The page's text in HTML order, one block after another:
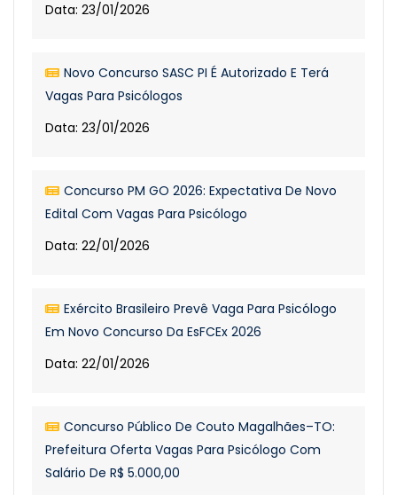
Data: 23/01/2026
Novo Concurso SASC PI É Autorizado E Terá
Vagas Para Psicólogos
Data: 23/01/2026
Concurso PM GO 2026: Expectativa De Novo
Edital Com Vagas Para Psicólogo
Data: 22/01/2026
Exército Brasileiro Prevê Vaga Para Psicólogo
Em Novo Concurso Da EsFCEx 2026
Data: 22/01/2026
Concurso Público De Couto Magalhães–TO:
Prefeitura Oferta Vagas Para Psicólogo Com
Salário De R$ 5.000,00